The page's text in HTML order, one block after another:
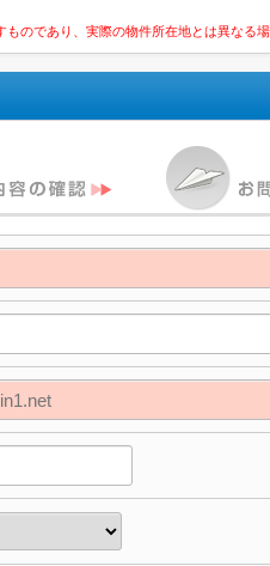
のであり、実際の物件所在地とは異なる場